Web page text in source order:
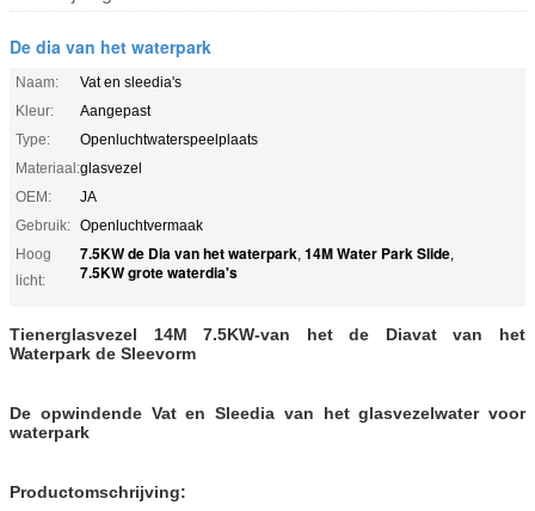
De dia van het waterpark
Naam:
Vat en sleedia's
Kleur:
Aangepast
Type:
Openluchtwaterspeelplaats
Materiaal:glasvezel
OEM:
JA
Gebruik: Openluchtvermaak
Hoog
licht:
7.5KW de Dia van het waterpark, 14M Water Park Slide,
7.5KW grote waterdia's
Tienerglasvezel 14M 7.5KW-van het de Diavat van het
Waterpark de Sleevorm
De opwindende Vat en Sleedia van het glasvezelwater voor
waterpark
Productomschrijving: